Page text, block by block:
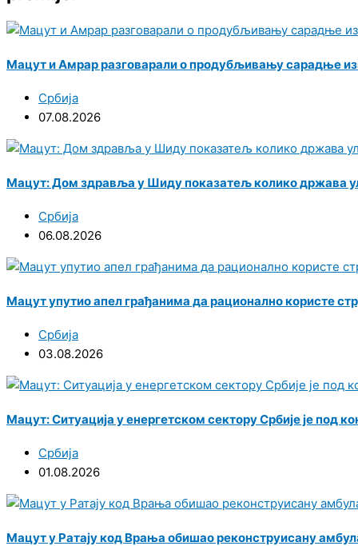
Мацут и Амрар разговарали о продубљивању сарадње
Србија
07.08.2026
Мацут: Дом здравља у Шиду показатељ колико држава
Србија
06.08.2026
Мацут упутио апел грађанима да рационално користе
Србија
03.08.2026
Мацут: Ситуација у енергетском сектору Србије је под
Србија
01.08.2026
Мацут у Ратају код Врања обишао реконструисану